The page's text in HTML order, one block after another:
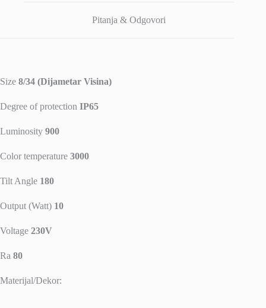
Pitanja & Odgovori
Size 8/34 (Dijametar Visina)
Degree of protection IP65
Luminosity 900
Color temperature 3000
Tilt Angle 180
Output (Watt) 10
Voltage 230V
Ra 80
Materijal/Dekor: